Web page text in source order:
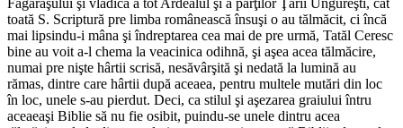
toată S. Scriptură pre limba românească însuşi o au tălmăcit, ci încă
mai lipsindu-i mâna şi îndreptarea cea mai de pre urmă, Tatăl Ceresc
bine au voit a-l chema la veacinica odihnă, şi aşea acea tălmăcire,
numai pre nişte hârtii scrisă, nesăvârşită şi nedată la lumină au
rămas, dintre care hârtii după aceaea, pentru multele mutări din loc
în loc, unele s-au pierdut. Deci, ca stilul şi aşezarea graiului întru
aceaeaşi Biblie să nu fie osibit, puindu-se unele dintru acea